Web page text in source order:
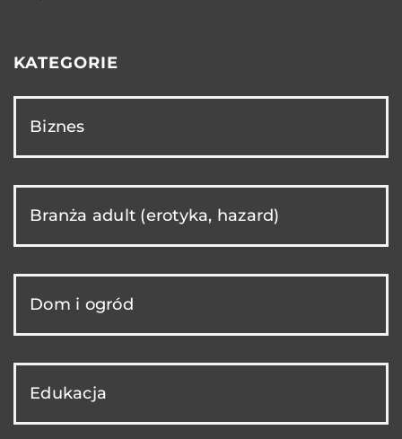
KATEGORIE
Biznes
Branża adult (erotyka, hazard)
Dom i ogród
Edukacja